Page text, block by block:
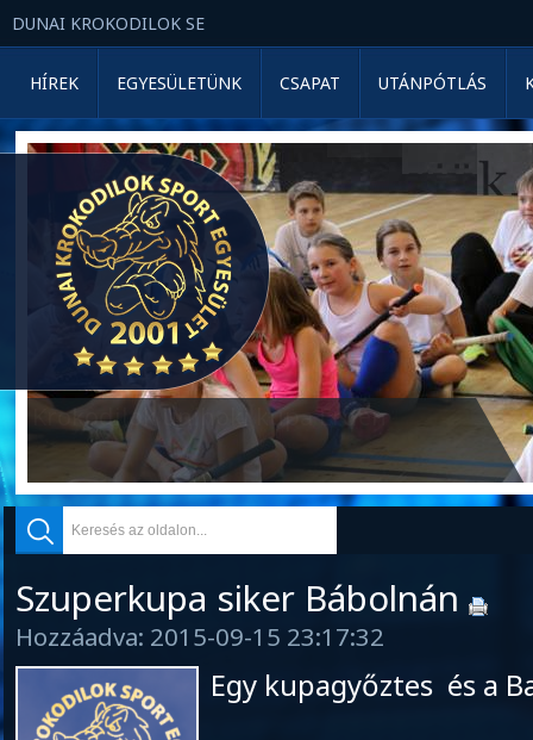
DUNAI KROKODILOK SE
HÍREK EGYESÜLETÜNK CSAPAT UTÁNPÓTLÁS
Adó 1%
Szuperkupa siker Bábolnán
Hozzáadva: 2015-09-15 23:17:32
Egy kupagyőztes és a